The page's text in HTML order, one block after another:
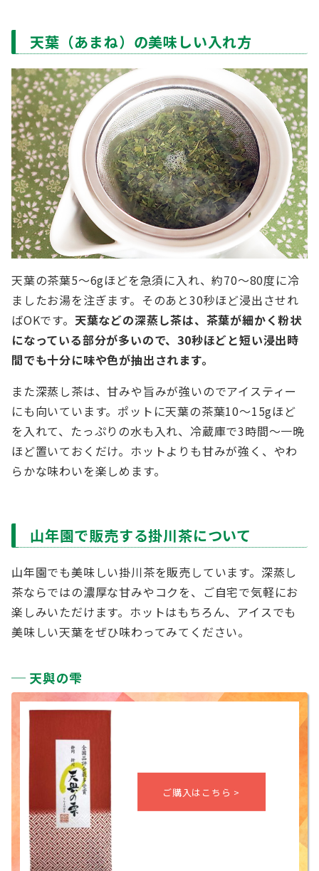
天葉（あまね）の美味しい入れ方
天葉の茶葉5～6gほどを急須に入れ、約70～80度に冷
ましたお湯を注ぎます。そのあと30秒ほど浸出させれ
ばOKです。 天葉などの深蒸し茶は、茶葉が細かく粉状
になっている部分が多いので、30秒ほどと短い浸出時
間でも十分に味や色が抽出されます。
また深蒸し茶は、甘みや旨みが強いのでアイスティー
にも向いています。ポットに天葉の茶葉10～15gほど
を入れて、たっぷりの水も入れ、冷蔵庫で3時間～一晩
ほど置いておくだけ。ホットよりも甘みが強く、やわ
らかな味わいを楽しめます。
山年園で販売する掛川茶について
山年園でも美味しい掛川茶を販売しています。深蒸し
茶ならではの濃厚な甘みやコクを、ご自宅で気軽にお
楽しみいただけます。ホットはもちろん、アイスでも
美味しい天葉をぜひ味わってみてください。
天與の雫